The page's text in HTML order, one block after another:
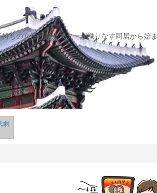
ちの女性と韓流スターが織りなす同居から始ま
劇